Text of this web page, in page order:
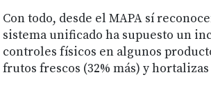
Con todo, desde el MAPA sí
sistema unificado ha supuesto un
controles físicos en algunos
frutos frescos (32% más) y hortalizas